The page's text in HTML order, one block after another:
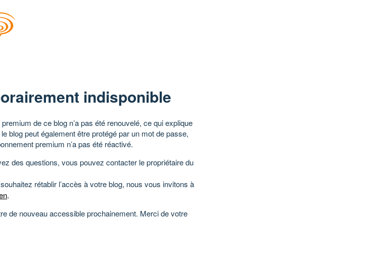
indisponible
de ce blog n’a pas été renouvelé, ce qui explique
blog peut également être protégé par un mot de passe,
premium n’a pas été réactivé.
des questions, vous pouvez contacter le propriétaire du
rétablir l’accès à votre blog, nous vous invitons à
.
de nouveau accessible prochainement. Merci de votre